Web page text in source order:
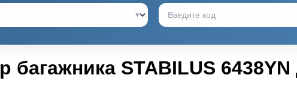
▾
багажника STABILUS 6438YN